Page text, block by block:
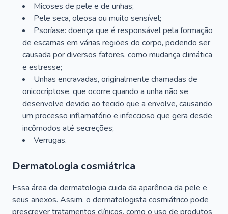
Micoses de pele e de unhas;
Pele seca, oleosa ou muito sensível;
Psoríase: doença que é responsável pela formação
de escamas em várias regiões do corpo, podendo ser
causada por diversos fatores, como mudança climática
e estresse;
Unhas encravadas, originalmente chamadas de
onicocriptose, que ocorre quando a unha não se
desenvolve devido ao tecido que a envolve, causando
um processo inflamatório e infeccioso que gera desde
incômodos até secreções;
Verrugas.
Dermatologia cosmiátrica
Essa área da dermatologia cuida da aparência da pele e
seus anexos. Assim, o dermatologista cosmiátrico pode